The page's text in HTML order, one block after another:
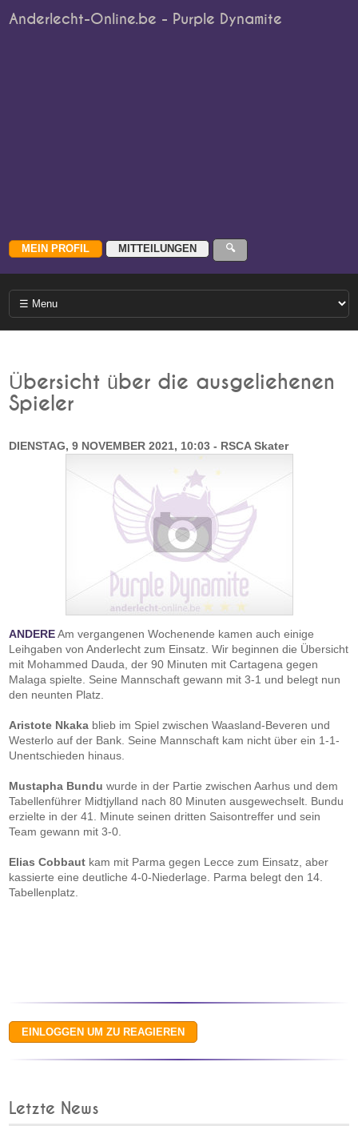
Anderlecht-Online.be - Purple Dynamite
Übersicht über die ausgeliehenen
Spieler
DIENSTAG, 9 NOVEMBER 2021, 10:03 - RSCA Skater
ANDEREAm vergangenen Wochenende kamen auch einige
Leihgaben von Anderlecht zum Einsatz. Wir beginnen die Übersicht
mit Mohammed Dauda, der 90 Minuten mit Cartagena gegen
Malaga spielte. Seine Mannschaft gewann mit 3-1 und belegt nun
den neunten Platz.
Aristote Nkaka blieb im Spiel zwischen Waasland-Beveren und
Westerlo auf der Bank. Seine Mannschaft kam nicht über ein 1-1-
Unentschieden hinaus.
Mustapha Bundu wurde in der Partie zwischen Aarhus und dem
Tabellenführer Midtjylland nach 80 Minuten ausgewechselt. Bundu
erzielte in der 41. Minute seinen dritten Saisontreffer und sein
Team gewann mit 3-0.
Elias Cobbaut kam mit Parma gegen Lecce zum Einsatz, aber
kassierte eine deutliche 4-0-Niederlage. Parma belegt den 14.
Tabellenplatz.
Letzte News